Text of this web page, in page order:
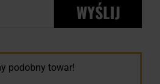
WYŚLIJ
podobny towar!